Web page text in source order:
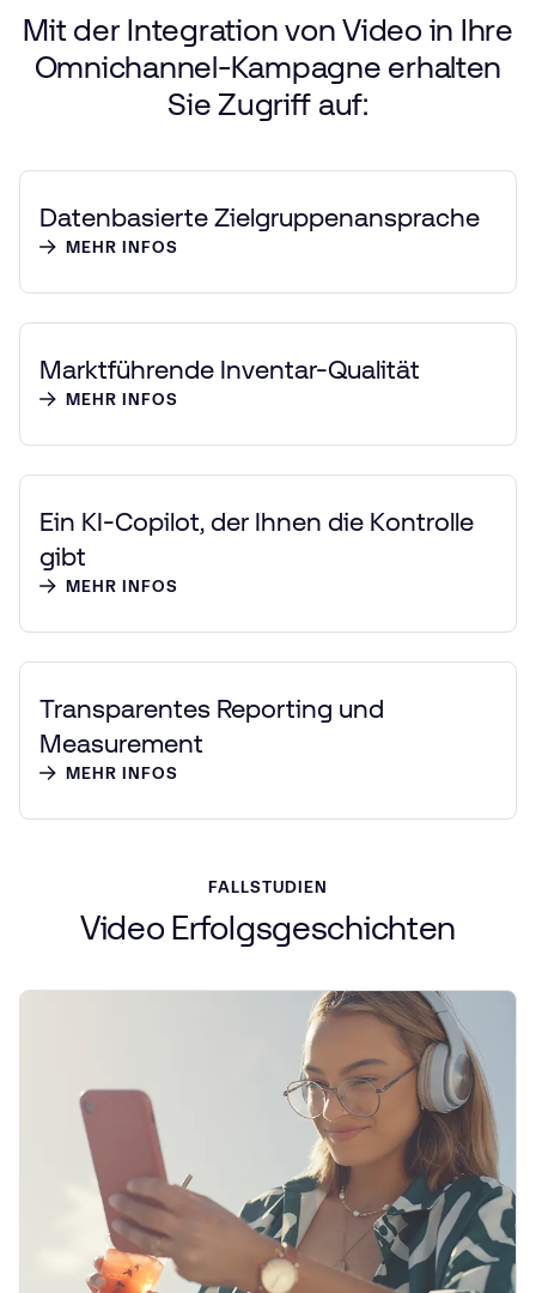
Mit der Integration von Video in Ihre
Omnichannel-Kampagne erhalten
Sie Zugriff auf:
Datenbasierte Zielgruppenansprache
MEHR INFOS
Marktführende Inventar-Qualität
MEHR INFOS
Ein KI-Copilot, der Ihnen die Kontrolle
gibt
MEHR INFOS
Transparentes Reporting und
Measurement
MEHR INFOS
FALLSTUDIEN
Video Erfolgsgeschichten